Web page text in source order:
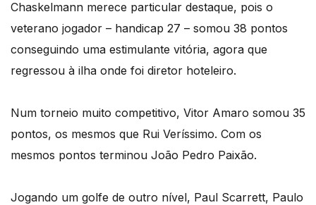
Chaskelmann merece particular destaque, pois o
veterano jogador – handicap 27 – somou 38 pontos
conseguindo uma estimulante vitória, agora que
regressou à ilha onde foi diretor hoteleiro.
Num torneio muito competitivo, Vitor Amaro somou 35
pontos, os mesmos que Rui Veríssimo. Com os
mesmos pontos terminou João Pedro Paixão.
Jogando um golfe de outro nível, Paul Scarrett, Paulo